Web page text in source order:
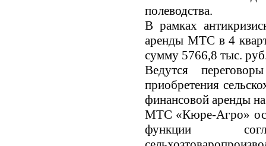
полеводства.
В рамках
аренды МТС в 4
сумму 5766,8 тыс.
Ведутся
приобретения
финансовой аренды
МТС «Кюре-Агро»
функции